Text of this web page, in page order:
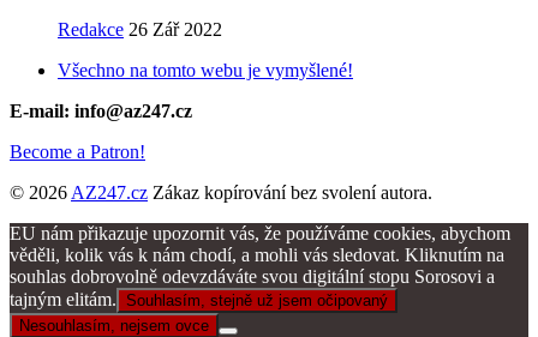
Redakce 26 Zář 2022
Všechno na tomto webu je vymyšlené!
E-mail: info@az247.cz
Become a Patron!
© 2026 AZ247.cz Zákaz kopírování bez svolení autora.
EU nám přikazuje upozornit vás, že používáme cookies, abychom
věděli, kolik vás k nám chodí, a mohli vás sledovat. Kliknutím na
souhlas dobrovolně odevzdáváte svou digitální stopu Sorosovi a
tajným elitám. Souhlasím, stejně už jsem očipovaný
Nesouhlasím, nejsem ovce